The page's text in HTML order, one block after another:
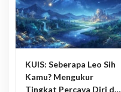
KUIS: Seberapa Leo Sih
Kamu? Mengukur
Tingkat Percaya Diri dan